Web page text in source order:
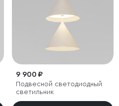
9 900 ₽
Подвесной светодиодный
светильник